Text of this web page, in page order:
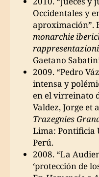
Occidentales y
aproximación”.
monarchie
Gaetano
2009. “Pedro
intensa y
en el virreinato
Valdez, Jorge et
Trazegnies
Lima: Pontificia
Perú.
2008. “La
‘protección de